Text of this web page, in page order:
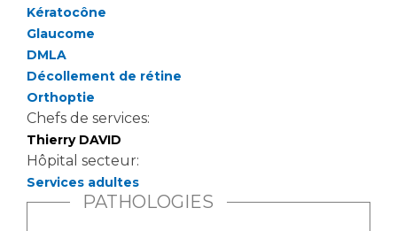
Protection des données
Sécurité
Les recherches en santé à l’AP-HM
Kératocône
Glaucome
DMLA
Décollement de rétine
Orthoptie
Chefs de services:
Thierry DAVID
Hôpital secteur:
Services adultes
PATHOLOGIES